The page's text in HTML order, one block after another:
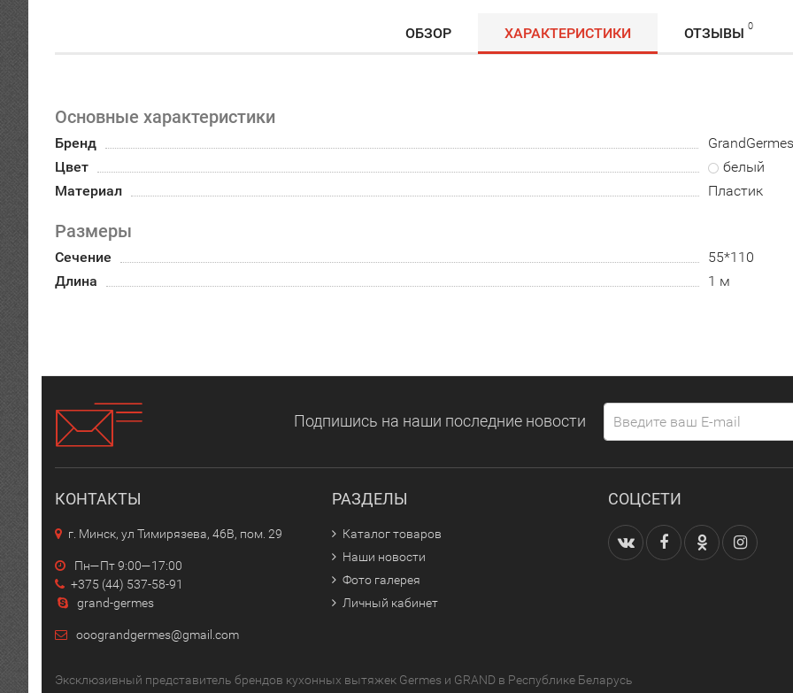
ОБЗОР ХАРАКТЕРИСТИКИ ОТЗЫВЫ 0
Основные характеристики
Бренд
GrandGermes
Цвет
белый
Материал
Пластик
Размеры
Сечение
55*110
Длина
1 м
Подпишись на наши последние новости
КОНТАКТЫ
г. Минск, ул Тимирязева, 46В, пом. 29
Пн—Пт 9:00—17:00
+375 (44) 537-58-91
grand-germes
ooograndgermes@gmail.com
РАЗДЕЛЫ
Каталог товаров
Наши новости
Фото галерея
Личный кабинет
СОЦСЕТИ
Эксклюзивный представитель брендов кухонных вытяжек Germes и GRAND в Республике Беларусь